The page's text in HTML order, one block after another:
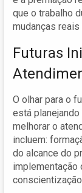
que o trabalho
mudanças
Futuras
O olhar para o
está
melhorar o
incluem:
do alcance do
implementação